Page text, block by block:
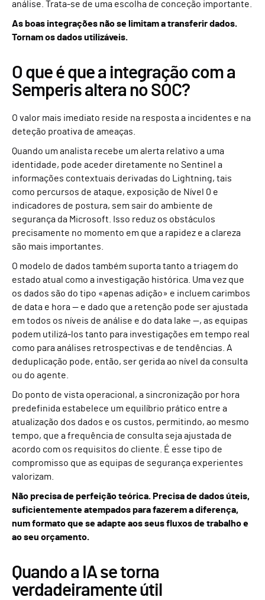
análise. Trata-se de uma escolha de conceção importante.
As boas integrações não se limitam a transferir dados.
Tornam os dados utilizáveis.
O que é que a integração com a
Semperis altera no SOC?
O valor mais imediato reside na resposta a incidentes e na
deteção proativa de ameaças.
Quando um analista recebe um alerta relativo a uma
identidade, pode aceder diretamente no Sentinel a
informações contextuais derivadas do Lightning, tais
como percursos de ataque, exposição de Nível 0 e
indicadores de postura, sem sair do ambiente de
segurança da Microsoft. Isso reduz os obstáculos
precisamente no momento em que a rapidez e a clareza
são mais importantes.
O modelo de dados também suporta tanto a triagem do
estado atual como a investigação histórica. Uma vez que
os dados são do tipo «apenas adição» e incluem carimbos
de data e hora — e dado que a retenção pode ser ajustada
em todos os níveis de análise e do data lake —, as equipas
podem utilizá-los tanto para investigações em tempo real
como para análises retrospectivas e de tendências. A
deduplicação pode, então, ser gerida ao nível da consulta
ou do agente.
Do ponto de vista operacional, a sincronização por hora
predefinida estabelece um equilíbrio prático entre a
atualização dos dados e os custos, permitindo, ao mesmo
tempo, que a frequência de consulta seja ajustada de
acordo com os requisitos do cliente. É esse tipo de
compromisso que as equipas de segurança experientes
valorizam.
Não precisa de perfeição teórica. Precisa de dados úteis,
suficientemente atempados para fazerem a diferença,
num formato que se adapte aos seus fluxos de trabalho e
ao seu orçamento.
Quando a IA se torna
verdadeiramente útil